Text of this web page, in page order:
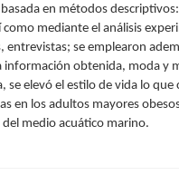
en métodos
mediante el análisis
entrevistas; se emplearon
información obtenida, moda y
se elevó el estilo de vida lo que
en los adultos mayores
medio acuático marino.